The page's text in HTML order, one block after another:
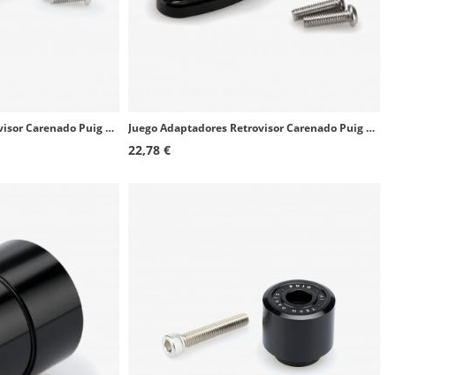
Juego Adaptadores Retrovisor Carenado Puig 20579Nx2 Honda Forza 750 (21-24) Juego Adaptadores Retrovisor Carenado Puig 3167N+3168N Kawasaki ZX-10R/RR
22,78 €